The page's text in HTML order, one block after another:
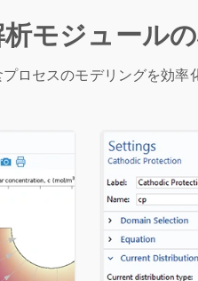
モジュール
ロセスのモデリングを効